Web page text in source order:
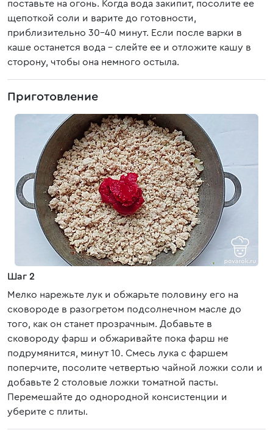
поставьте на огонь. Когда вода закипит, посолите ее
щепоткой соли и варите до готовности,
приблизительно 30-40 минут. Если после варки в
каше останется вода – слейте ее и отложите кашу в
сторону, чтобы она немного остыла.
Приготовление
Шаг 2
Мелко нарежьте лук и обжарьте половину его на
сковороде в разогретом подсолнечном масле до
того, как он станет прозрачным. Добавьте в
сковороду фарш и обжаривайте пока фарш не
подрумянится, минут 10. Смесь лука с фаршем
поперчите, посолите четвертью чайной ложки соли и
добавьте 2 столовые ложки томатной пасты.
Перемешайте до однородной консистенции и
уберите с плиты.